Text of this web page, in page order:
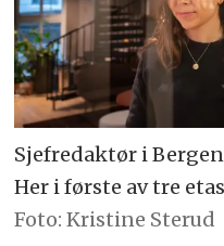
Sjefredaktør i
Her i første av tre
Foto: Kristine Sterud